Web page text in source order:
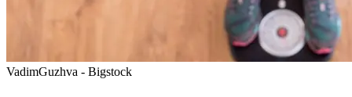
VadimGuzhva - Bigstock